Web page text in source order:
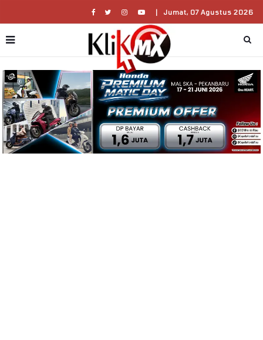
| Jumat, 07 Agustus 2026